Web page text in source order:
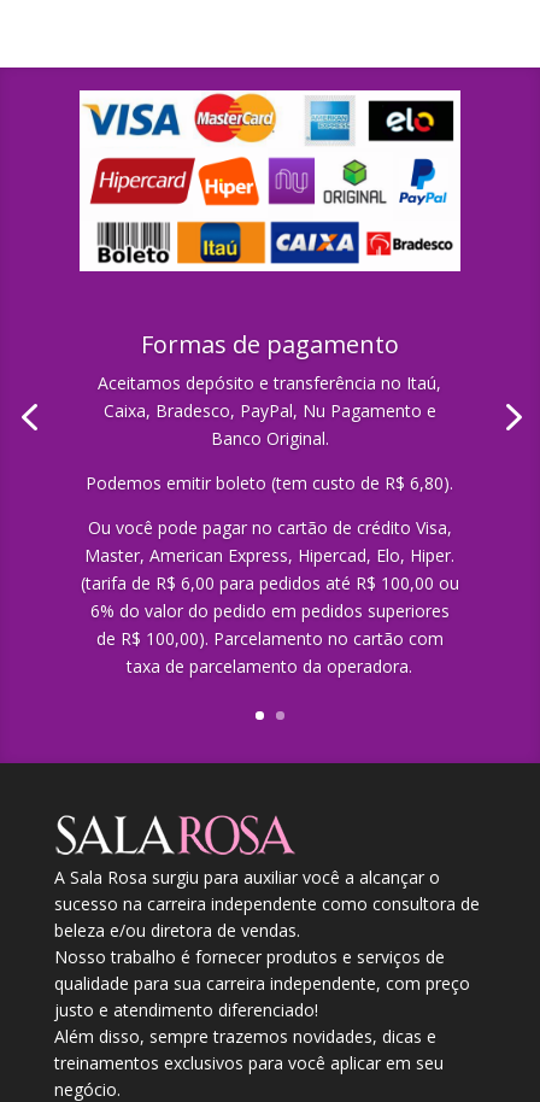
Formas de pagamento
Aceitamos depósito e transferência no Itaú,
Caixa, Bradesco, PayPal, Nu Pagamento e
Banco Original.
Podemos emitir boleto (tem custo de R$ 6,80).
Ou você pode pagar no cartão de crédito Visa,
Master, American Express, Hipercad, Elo, Hiper.
(tarifa de R$ 6,00 para pedidos até R$ 100,00 ou
6% do valor do pedido em pedidos superiores
de R$ 100,00). Parcelamento no cartão com
taxa de parcelamento da operadora.
A Sala Rosa surgiu para auxiliar você a alcançar o
sucesso na carreira independente como consultora de
beleza e/ou diretora de vendas.
Nosso trabalho é fornecer produtos e serviços de
qualidade para sua carreira independente, com preço
justo e atendimento diferenciado!
Além disso, sempre trazemos novidades, dicas e
treinamentos exclusivos para você aplicar em seu
negócio.